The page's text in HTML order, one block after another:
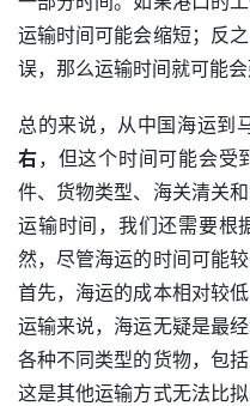
运输时间可能会缩短；反
误，那么运输时间就可能会
总的来说，从中国海运到
右，但这个时间可能会受
件、货物类型、海关清关
运输时间，我们还需要根
然，尽管海运的时间可能
首先，海运的成本相对较
运输来说，海运无疑是最
各种不同类型的货物，包
这是其他运输方式无法比